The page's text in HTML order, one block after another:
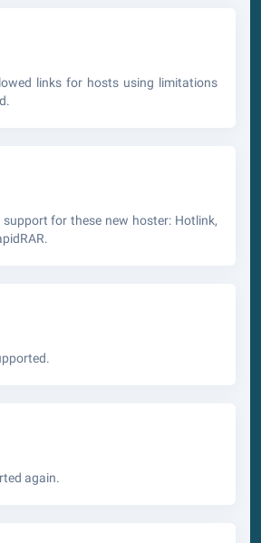
links for hosts using limitations
for these new hoster: Hotlink,
again.